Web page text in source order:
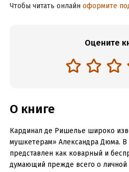
Чтобы читать онлайн оформите
Оцените
О книге
Кардинал де Ришелье широко
мушкетерам» Александра Дюма. В
представлен как коварный и
думающий прежде всего о личной